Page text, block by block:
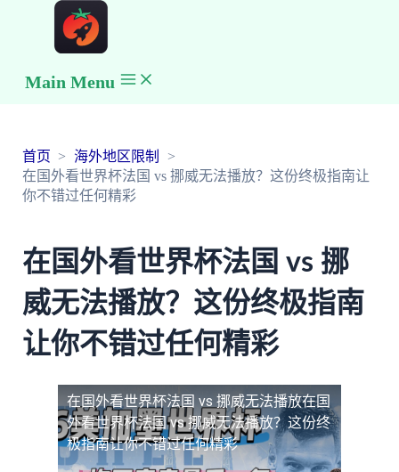
Main Menu
首页
海外地区限制
在国外看世界杯法国 vs 挪威无法播放？这份终极指南让
你不错过任何精彩
在国外看世界杯法国 vs 挪
威无法播放？这份终极指南
让你不错过任何精彩
在国外看世界杯法国 vs 挪威无法播放在国
外看世界杯法国 vs 挪威无法播放？这份终
极指南让你不错过任何精彩